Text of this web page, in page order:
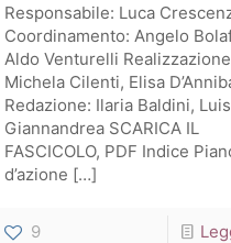
Responsabile: Luca
Coordinamento: Angelo
Aldo Venturelli
Michela Cilenti, Elisa
Redazione: Ilaria Baldini,
Giannandrea SCARICA IL
FASCICOLO, PDF Indice
d’azione […]
9